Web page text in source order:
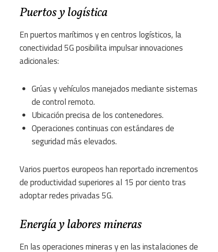
Puertos y logística
En puertos marítimos y en centros logísticos, la
conectividad 5G posibilita impulsar innovaciones
adicionales:
Grúas y vehículos manejados mediante sistemas
de control remoto.
Ubicación precisa de los contenedores.
Operaciones continuas con estándares de
seguridad más elevados.
Varios puertos europeos han reportado incrementos
de productividad superiores al 15 por ciento tras
adoptar redes privadas 5G.
Energía y labores mineras
En las operaciones mineras y en las instalaciones de